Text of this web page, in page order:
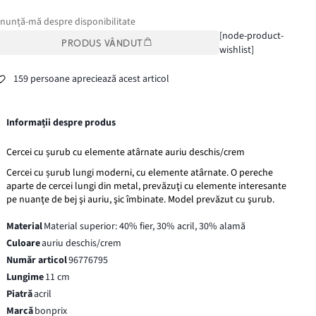
mă despre disponibilitate
PRODUS VÂNDUT
[node-product-
wishlist]
159 persoane apreciează acest articol
Informații despre produs
Cercei cu șurub cu elemente atârnate auriu deschis/crem
Cercei cu șurub lungi moderni, cu elemente atârnate. O pereche
aparte de cercei lungi din metal, prevăzuţi cu elemente interesante
pe nuanţe de bej şi auriu, şic îmbinate. Model prevăzut cu şurub.
MaterialMaterial superior: 40% fier, 30% acril, 30% alamă
Culoareauriu deschis/crem
Număr articol96776795
Lungime11 cm
Piatrăacril
Marcăbonprix